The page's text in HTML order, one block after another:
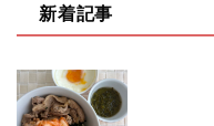
新着記事